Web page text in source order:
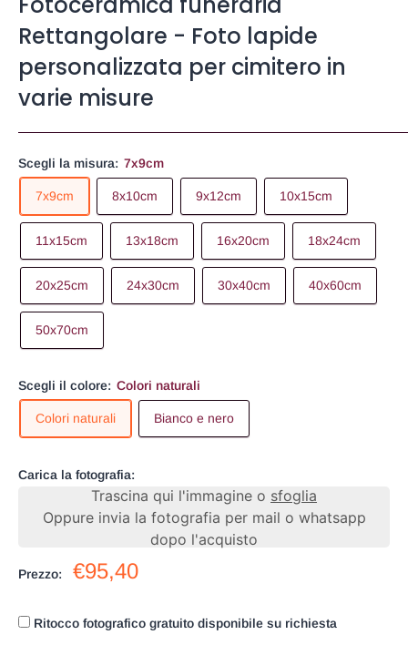
Rettangolare - Foto lapide
personalizzata per cimitero in
varie misure
Scegli la misura: 7x9cm
7x9cm 8x10cm 9x12cm 10x15cm
11x15cm 13x18cm 16x20cm 18x24cm
20x25cm 24x30cm 30x40cm 40x60cm
50x70cm
Scegli il colore: Colori naturali
Colori naturali Bianco e nero
Carica la fotografia:
Trascina qui l'immagine o sfoglia
Oppure invia la fotografia per mail o whatsapp
dopo l'acquisto
Prezzo: €95,40
Ritocco fotografico gratuito disponibile su richiesta